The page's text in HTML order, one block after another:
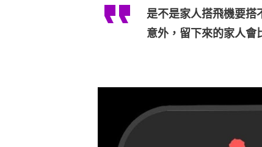
是不是家人搭飛機要搭
意外，留下來的家人會